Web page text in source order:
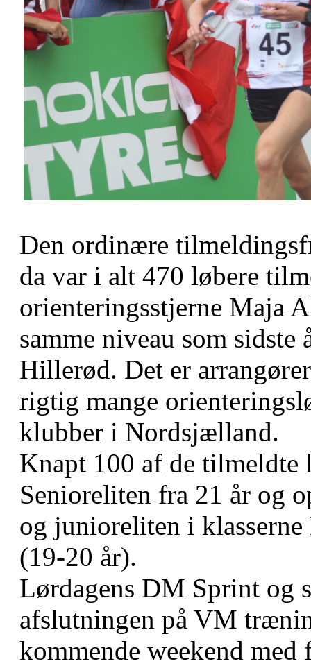
Den ordinære
da var i alt 470 løbere
orienteringsstjerne Maja
samme niveau som
Hillerød. Det er
rigtig mange
klubber i Nordsjælland.
Knapt 100 af de tilmeldte
Senioreliten fra 21 år og
og junioreliten i
(19-20 år).
Lørdagens DM Sprint og
afslutningen på VM
kommende weekend